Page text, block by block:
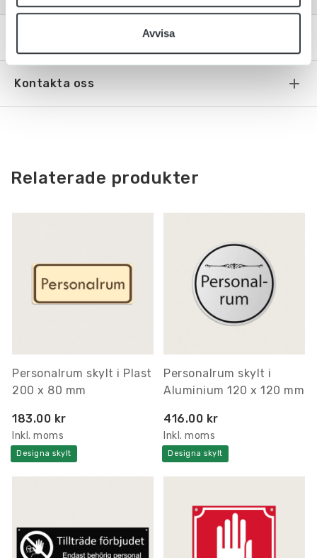
Avvisa
Kontakta oss
Relaterade produkter
Personalrum skylt i Plast
200 x 80 mm
183.00 kr
Inkl. moms
Designa skylt
Personalrum skylt i
Aluminium 120 x 120 mm
416.00 kr
Inkl. moms
Designa skylt